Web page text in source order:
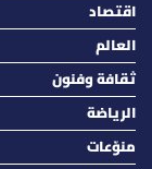
اقتصاد
العالم
ثقافة وفنون
الرياضة
منوّعات